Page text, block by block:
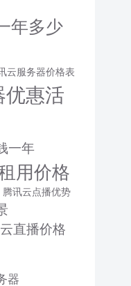
年多少
云服务器价格表
惠活
一年
用价格
腾讯云点播优势
直播价格
器